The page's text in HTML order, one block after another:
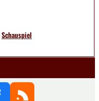
Schauspiel